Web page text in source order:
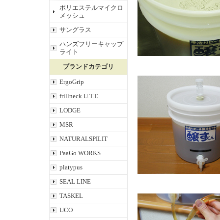
ポリエステルマイクロ
メッシュ
サングラス
ハンズフリーキャップ
ライト
ブランドカテゴリ
ErgoGrip
frillneck U.T.E
LODGE
MSR
NATURALSPILIT
PaaGo WORKS
platypus
SEAL LINE
TASKEL
UCO